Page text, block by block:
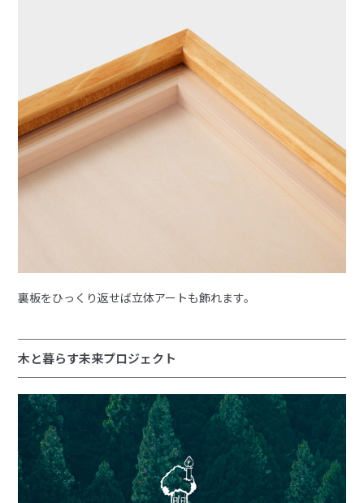
裏板をひっくり返せば立体アートも飾れます。
木と暮らす未来プロジェクト